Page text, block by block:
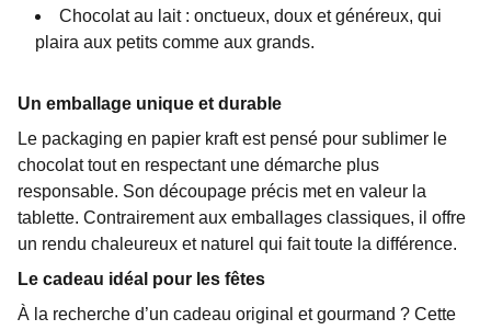
Chocolat au lait : onctueux, doux et généreux, qui
plaira aux petits comme aux grands.
Un emballage unique et durable
Le packaging en papier kraft est pensé pour sublimer le
chocolat tout en respectant une démarche plus
responsable. Son découpage précis met en valeur la
tablette. Contrairement aux emballages classiques, il offre
un rendu chaleureux et naturel qui fait toute la différence.
Le cadeau idéal pour les fêtes
À la recherche d’un cadeau original et gourmand ? Cette